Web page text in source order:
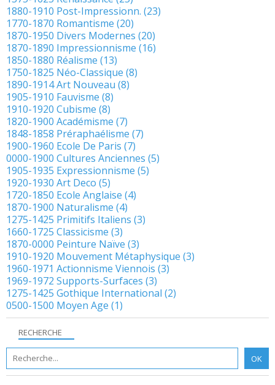
RECHERCHE
1880-1910 Post-Impressionn. (23)
1770-1870 Romantisme (20)
1870-1950 Divers Modernes (20)
1870-1890 Impressionnisme (16)
1850-1880 Réalisme (13)
1750-1825 Néo-Classique (8)
1890-1914 Art Nouveau (8)
1905-1910 Fauvisme (8)
1910-1920 Cubisme (8)
1820-1900 Académisme (7)
1848-1858 Préraphaélisme (7)
1900-1960 Ecole De Paris (7)
0000-1900 Cultures Anciennes (5)
1905-1935 Expressionnisme (5)
1920-1930 Art Deco (5)
1720-1850 Ecole Anglaise (4)
1870-1900 Naturalisme (4)
1275-1425 Primitifs Italiens (3)
1660-1725 Classicisme (3)
1870-0000 Peinture Naïve (3)
1910-1920 Mouvement Métaphysique (3)
1960-1971 Actionnisme Viennois (3)
1969-1972 Supports-Surfaces (3)
1275-1425 Gothique International (2)
0500-1500 Moyen Age (1)